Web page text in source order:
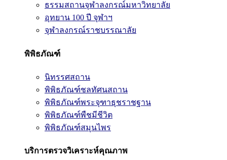
ธรรมสถานจุฬาลงกรณ์มหาวิทยาลัย
อุทยาน 100 ปี จุฬาฯ
จุฬาลงกรณ์ราชบรรณาลัย
พิพิธภัณฑ์
นิทรรศสถาน
พิพิธภัณฑ์ชลทัศนสถาน
พิพิธภัณฑ์พระจุฑาธุชราชฐาน
พิพิธภัณฑ์พืชมีชีวิต
พิพิธภัณฑ์สมุนไพร
บริการตรวจวิเคราะห์คุณภาพ